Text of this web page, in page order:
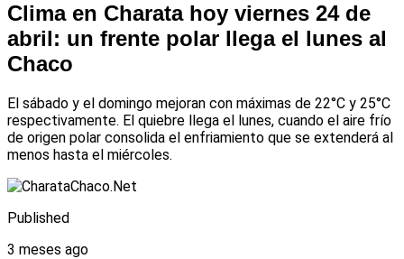
Clima en Charata hoy viernes 24 de
abril: un frente polar llega el lunes al
Chaco
El sábado y el domingo mejoran con máximas de 22°C y 25°C
respectivamente. El quiebre llega el lunes, cuando el aire frío
de origen polar consolida el enfriamiento que se extenderá al
menos hasta el miércoles.
Published
3 meses ago